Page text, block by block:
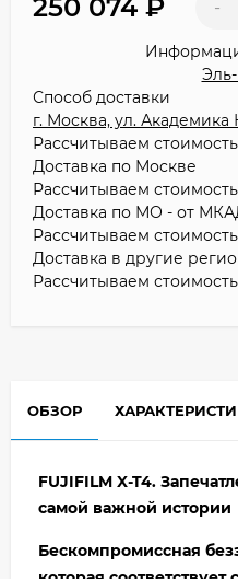
250 074 -
Способ доставки
г. Москва, ул. Академика
Рассчитываем стоимость
Доставка по Москве
Рассчитываем стоимость
Доставка по МО - от
Рассчитываем стоимость
Доставка в другие
Рассчитываем стоимость
ОБЗОР
FUJIFILM X-T4.
самой важной истории
Бескомпромиссная